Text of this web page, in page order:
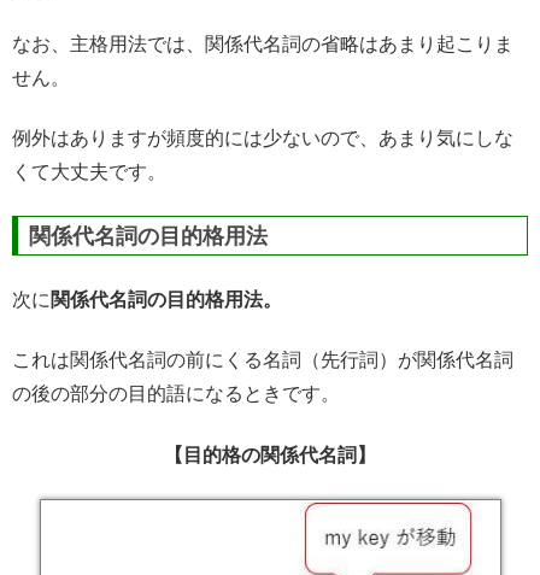
なお、主格用法では、関係代名詞の省略はあまり起こりま
せん。
例外はありますが頻度的には少ないので、あまり気にしな
くて大丈夫です。
関係代名詞の目的格用法
次に 関係代名詞の目的格用法。
これは関係代名詞の前にくる名詞（先行詞）が関係代名詞
の後の部分の目的語になるときです。
【目的格の関係代名詞】